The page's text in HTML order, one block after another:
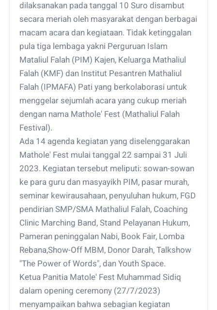
dilaksanakan pada tanggal 10 Suro disambut
secara meriah oleh masyarakat dengan berbagai
macam acara dan kegiataan. Tidak ketinggalan
pula tiga lembaga yakni Perguruan Islam
Mataliul Falah (PIM) Kajen, Keluarga Mathaliul
Falah (KMF) dan Institut Pesantren Mathaliul
Falah (IPMAFA) Pati yang berkolaborasi untuk
menggelar sejumlah acara yang cukup meriah
dengan nama Mathole' Fest (Mathaliul Falah
Festival).
Ada 14 agenda kegiatan yang diselenggarakan
Mathole' Fest mulai tanggal 22 sampai 31 Juli
2023. Kegiatan tersebut meliputi: sowan-sowan
ke para guru dan masyayikh PIM, pasar murah,
seminar kewirausahaan, penyuluhan hukum, FGD
pendirian SMP/SMA Mathaliul Falah, Coaching
Clinic Marching Band, Stand Pelayanan Hukum,
Pameran peninggalan Nabi, Book Fair, Lomba
Rebana,Show-Off MBM, Donor Darah, Talkshow
"The Power of Words", dan Youth Space.
Ketua Panitia Matole' Fest Muhammad Sidiq
dalam opening ceremony (27/7/2023)
menyampaikan bahwa sebagian kegiatan